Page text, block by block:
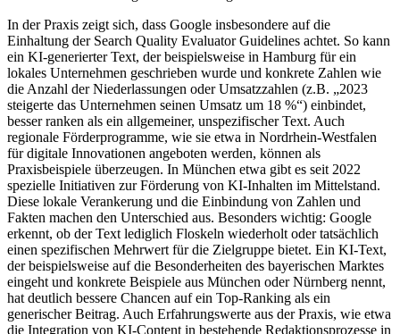
In der Praxis zeigt sich, dass Google insbesondere auf die
Einhaltung der Search Quality Evaluator Guidelines achtet. So kann
ein KI-generierter Text, der beispielsweise in Hamburg für ein
lokales Unternehmen geschrieben wurde und konkrete Zahlen wie
die Anzahl der Niederlassungen oder Umsatzzahlen (z.B. „2023
steigerte das Unternehmen seinen Umsatz um 18 %“) einbindet,
besser ranken als ein allgemeiner, unspezifischer Text. Auch
regionale Förderprogramme, wie sie etwa in Nordrhein-Westfalen
für digitale Innovationen angeboten werden, können als
Praxisbeispiele überzeugen. In München etwa gibt es seit 2022
spezielle Initiativen zur Förderung von KI-Inhalten im Mittelstand.
Diese lokale Verankerung und die Einbindung von Zahlen und
Fakten machen den Unterschied aus. Besonders wichtig: Google
erkennt, ob der Text lediglich Floskeln wiederholt oder tatsächlich
einen spezifischen Mehrwert für die Zielgruppe bietet. Ein KI-Text,
der beispielsweise auf die Besonderheiten des bayerischen Marktes
eingeht und konkrete Beispiele aus München oder Nürnberg nennt,
hat deutlich bessere Chancen auf ein Top-Ranking als ein
generischer Beitrag. Auch Erfahrungswerte aus der Praxis, wie etwa
die Integration von KI-Content in bestehende Redaktionsprozesse in